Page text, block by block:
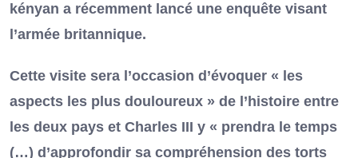
kényan a récemment lancé une enquête visant
l’armée britannique.
Cette visite sera l’occasion d’évoquer « les
aspects les plus douloureux » de l’histoire entre
les deux pays et Charles III y « prendra le temps
(…) d’approfondir sa compréhension des torts